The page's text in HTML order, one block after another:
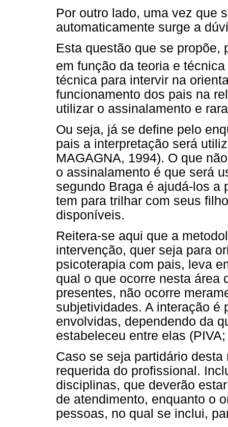
Por outro lado, uma vez que
automaticamente surge a
Esta questão que se propõe,
em função da teoria e
técnica para intervir na
funcionamento dos pais na
utilizar o assinalamento e
Ou seja, já se define pelo
pais a interpretação será
MAGAGNA, 1994). O que
o assinalamento é que será
segundo Braga é ajudá-los a
tem para trilhar com seus
disponíveis.
Reitera-se aqui que a
intervenção, quer seja para
psicoterapia com pais, leva
qual o que ocorre nesta área
presentes, não ocorre
subjetividades. A interação é
envolvidas, dependendo da
estabeleceu entre elas
Caso se seja partidário
requerida do profissional.
disciplinas, que deverão
de atendimento, enquanto o
pessoas, no qual se inclui,